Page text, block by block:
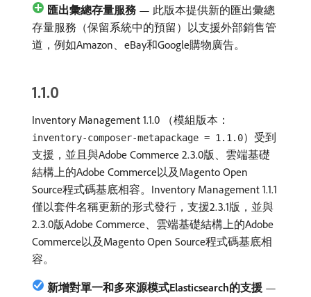
匯出彙總存量服務 — 此版本提供新的匯出彙總
存量服務（保留系統中的預留）以支援外部銷售管
道，例如Amazon、eBay和Google購物廣告。
1.1.0
Inventory Management 1.1.0 （模組版本：
inventory-composer-metapackage = 1.1.0）受到
支援，並且與Adobe Commerce 2.3.0版、雲端基礎
結構上的Adobe Commerce以及Magento Open
Source程式碼基底相容。Inventory Management 1.1.1
僅以套件名稱更新的形式發行，支援2.3.1版，並與
2.3.0版Adobe Commerce、雲端基礎結構上的Adobe
Commerce以及Magento Open Source程式碼基底相
容。
新增對單一和多來源模式Elasticsearch的支援 —